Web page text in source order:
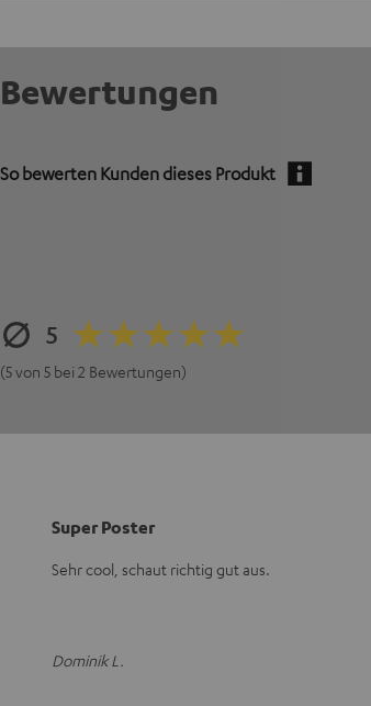
Bewertungen
So bewerten Kunden dieses Produkt
5
(5 von 5 bei 2 Bewertungen)
Super Poster
Sehr cool, schaut richtig gut aus.
Dominik L.